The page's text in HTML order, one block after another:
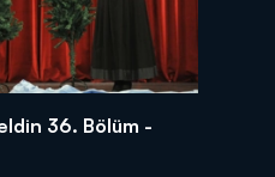
36. Bölüm -